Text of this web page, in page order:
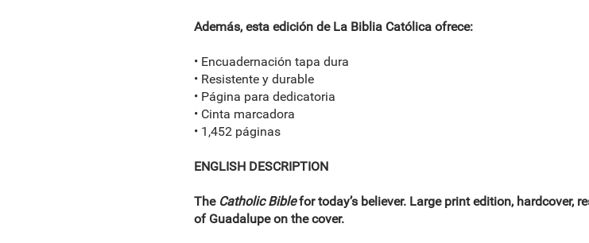
Además, esta edición de La Biblia Católica ofrece:
• Encuadernación tapa dura
• Resistente y durable
• Página para dedicatoria
• Cinta marcadora
• 1,452 páginas
ENGLISH DESCRIPTION
The Catholic Biblefor today’s believer. Large print edition, hardcover,
of Guadalupe on the cover.